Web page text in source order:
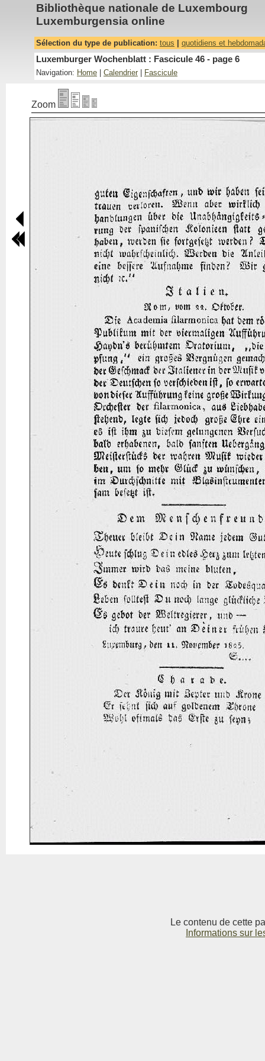
Bibliothèque nationale de Luxembourg
Luxemburgensia online
Sélection du type de publication: tous quotidiens et
Luxemburger Wochenblatt : Fascicule 46 - page 6
Navigation: Home Calendrier Fascicule
Zoom
Le contenu de cette
Informations sur